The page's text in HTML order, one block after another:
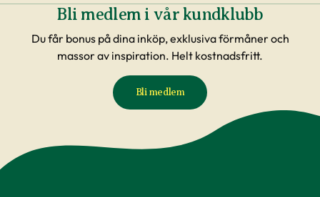
Bli medlem i vår kundklubb
Du får bonus på dina inköp, exklusiva förmåner och
massor av inspiration. Helt kostnadsfritt.
Bli medlem